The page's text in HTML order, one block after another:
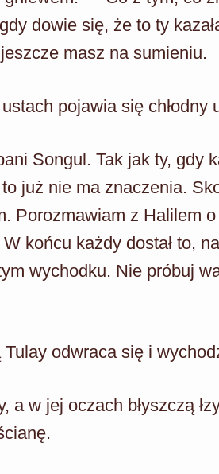
dowie się, że to ty
masz na sumieniu.
pojawia się chłodny
Songul. Tak jak ty, gdy
już nie ma znaczenia.
Porozmawiam z Halilem
końcu każdy dostał to,
wychodku. Nie próbuj
odwraca się i
a w jej oczach błyszczą